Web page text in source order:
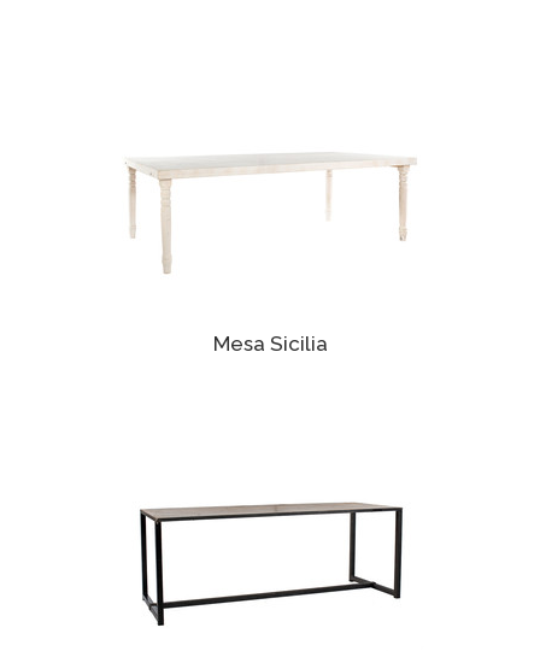
Mesa Sicilia